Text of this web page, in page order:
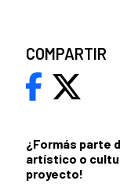
¿Formás parte
artístico o
proyecto!
COMPARTIR